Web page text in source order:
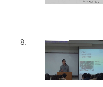
8.